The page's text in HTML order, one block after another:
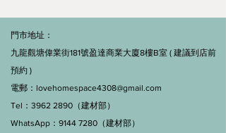
門市地址：
九龍觀塘偉業街181號盈達商業大廈8樓B室 ( 建議到店前
預約 )
電郵： lovehomespace4308@gmail.com
Tel：3962 2890（建材部）
WhatsApp：9144 7280（建材部）